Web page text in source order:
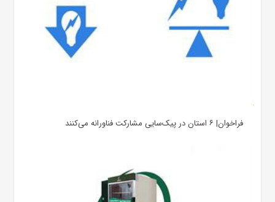
فراخوان| ۶ استان در پیک‌سایی مشارکت فناورانه می‌کنند